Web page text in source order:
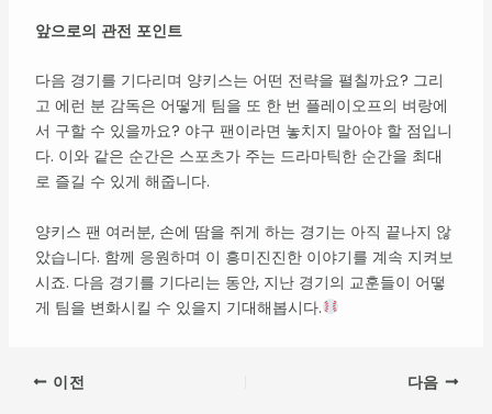
앞으로의 관전 포인트
다음 경기를 기다리며 양키스는 어떤 전략을 펼칠까요? 그리
고 에런 분 감독은 어떻게 팀을 또 한 번 플레이오프의 벼랑에
서 구할 수 있을까요? 야구 팬이라면 놓치지 말아야 할 점입니
다. 이와 같은 순간은 스포츠가 주는 드라마틱한 순간을 최대
로 즐길 수 있게 해줍니다.
양키스 팬 여러분, 손에 땀을 쥐게 하는 경기는 아직 끝나지 않
았습니다. 함께 응원하며 이 흥미진진한 이야기를 계속 지켜보
시죠. 다음 경기를 기다리는 동안, 지난 경기의 교훈들이 어떻
게 팀을 변화시킬 수 있을지 기대해봅시다.
이전 다음